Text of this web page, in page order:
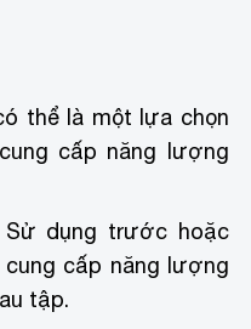
thể là một lựa chọn
cấp năng lượng
Sử dụng trước hoặc
cấp năng lượng
tập.